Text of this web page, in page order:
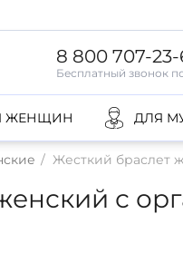
8 800 707-23-
ЖЕНЩИН ДЛЯ
/ Жесткий браслет
с